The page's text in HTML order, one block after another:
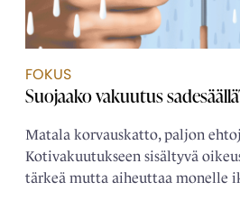
FOKUS
Suojaako vakuutus
Matala korvauskatto, paljon
Kotivakuutukseen sisältyvä
tärkeä mutta aiheuttaa monelle